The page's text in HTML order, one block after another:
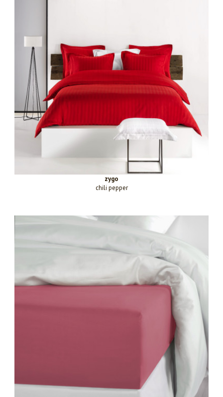
zygo
chili pepper